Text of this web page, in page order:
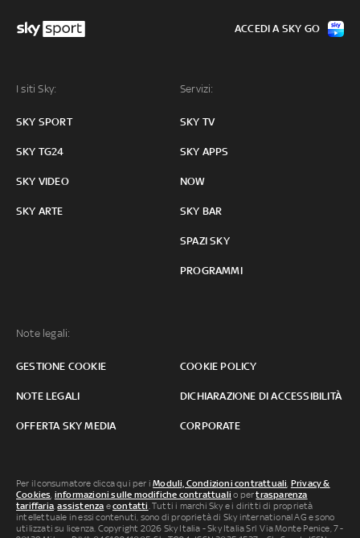
I siti Sky:
SKY SPORT
SKY TG24
SKY VIDEO
SKY ARTE
Servizi:
SKY TV
SKY APPS
NOW
SKY BAR
SPAZI SKY
PROGRAMMI
Note legali:
GESTIONE COOKIE COOKIE POLICY
NOTE LEGALI DICHIARAZIONE DI ACCESSIBILITÀ
OFFERTA SKY MEDIA CORPORATE
ACCEDI A SKY GO
Per il consumatore clicca qui per iModuli, Condizioni contrattuali Privacy &
Cookies informazioni sulle modifiche contrattuali o pertrasparenza
tariffaria ,assistenza econtatti . Tutti i marchi Sky e i diritti di proprietà
intellettuale in essi contenuti, sono di proprietà di Sky international AG e sono
utilizzati su licenza. Copyright 2026 Sky Italia - Sky Italia Srl Via Monte Penice, 7 -